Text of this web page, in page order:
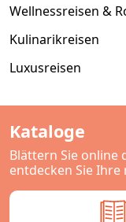
Wellnessreisen &
Kulinarikreisen
Luxusreisen
Kataloge
Blättern Sie online
entdecken Sie Ihre